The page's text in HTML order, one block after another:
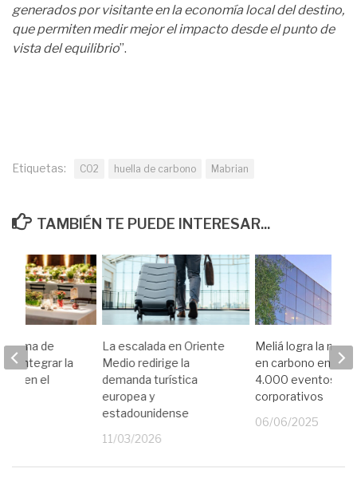
generados por visitante en la economía local del destino,
que permiten medir mejor el impacto desde el punto de
vista del equilibrio”.
Etiquetas: CO2 huella de carbono Mabrian
TAMBIÉN TE PUEDE INTERESAR...
La escalada en Oriente
Medio redirige la
demanda turística
europea y
estadounidense
11/03/2026
Meliá logra la
en carbono en
4.000 eventos
corporativos
06/06/2025
de
integrar la
en el